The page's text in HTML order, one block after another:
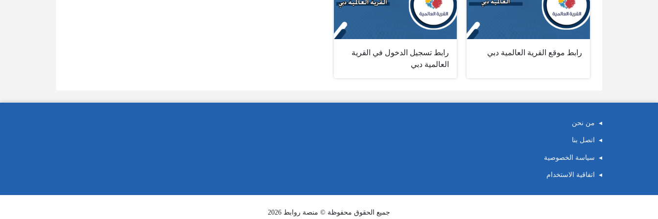
رابط موقع القرية العالمية دبي
رابط تسجيل الدخول في القرية
العالمية دبي
من نحن
اتصل بنا
سياسة الخصوصية
اتفاقية الاستخدام
جميع الحقوق محفوظة © منصة روابط 2026